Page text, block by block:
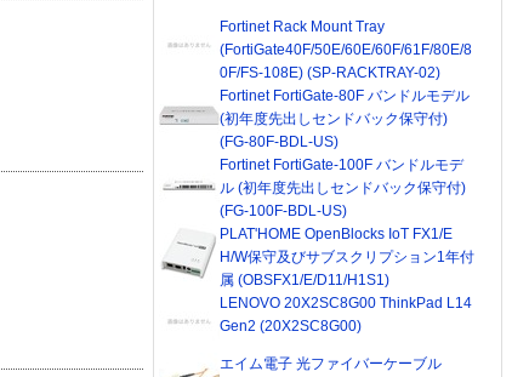
Fortinet Rack Mount Tray
(FortiGate40F/50E/60E/60F/61F/80E/8
0F/FS-108E) (SP-RACKTRAY-02)
Fortinet FortiGate-80F バンドルモデル
(初年度先出しセンドバック保守付)
(FG-80F-BDL-US)
Fortinet FortiGate-100F バンドルモデ
ル (初年度先出しセンドバック保守付)
(FG-100F-BDL-US)
PLAT'HOME OpenBlocks IoT FX1/E
H/W保守及びサブスクリプション1年付
属 (OBSFX1/E/D11/H1S1)
LENOVO 20X2SC8G00 ThinkPad L14
Gen2 (20X2SC8G00)
エイム電子 光ファイバーケーブル